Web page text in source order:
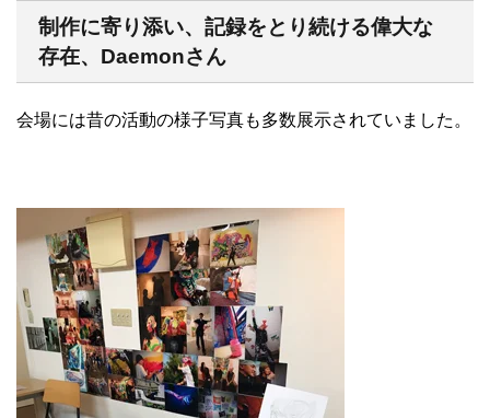
制作に寄り添い、記録をとり続ける偉大な
存在、Daemonさん
会場には昔の活動の様子写真も多数展示されていました。